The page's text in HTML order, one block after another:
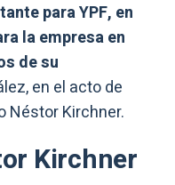
para YPF, en
la empresa en
de su
en el acto de
Néstor Kirchner.
Kirchner